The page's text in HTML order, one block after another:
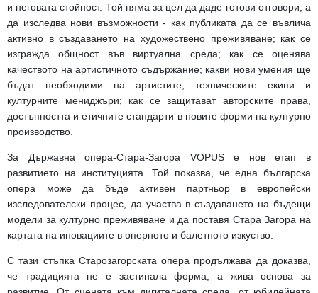
и неговата стойност. Той няма за цел да даде готови отговори, а
да изследва нови възможности - как публиката да се въвлича
активно в създаването на художествено преживяване; как се
изгражда общност във виртуална среда; как се оценява
качеството на артистичното съдържание; какви нови умения ще
бъдат необходими на артистите, техническите екипи и
културните мениджъри; как се защитават авторските права,
достъпността и етичните стандарти в новите форми на културно
производство.
За Държавна опера-Стара-Загора VOPUS е нов етап в
развитието на институцията. Той показва, че една българска
опера може да бъде активен партньор в европейски
изследователски процес, да участва в създаването на бъдещи
модели за културно преживяване и да поставя Стара Загора на
картата на иновациите в оперното и балетното изкуство.
С тази стъпка Старозагорската опера продължава да доказва,
че традицията не е застинала форма, а жива основа за